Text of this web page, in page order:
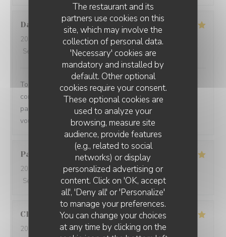
The restaurant and its
partners use cookies on this
site, which may involve the
collection of personal data.
'Necessary' cookies are
mandatory and installed by
default. Other optional
cookies require your consent.
These optional cookies are
used to analyze your
browsing, measure site
audience, provide features
(e.g., related to social
networks) or display
personalized advertising or
content. Click on 'OK, accept
all', 'Deny all' or 'Personalize'
to manage your preferences.
You can change your choices
at any time by clicking on the
Damien
2026-08-01
- 19:15 - Guests 3
Service
Ambiance:5/5 Food: 5/5 Value
Toujours un plaisir de venir dans ce restaurant qui
commence toujours par un accueil chaleureux. Tout est
parfait si service à la cuisine. Ne changez rien Merci à
vous
Pascal
2026-07-31
- 20:45 - Guests 2
Service
Ambiance :5/5 Food :5 /5 Value:5
Claire
2026-07-30
- 20:30 - Guests 4